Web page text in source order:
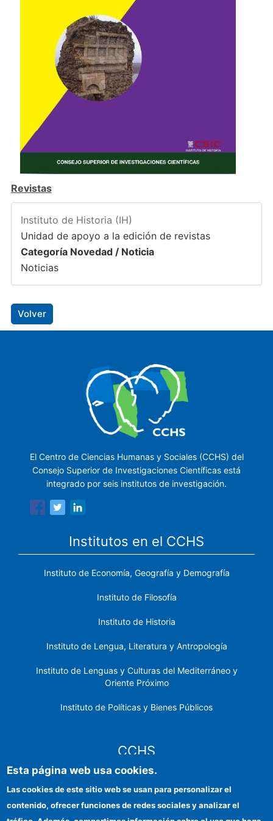
Revistas
Instituto de Historia (IH)
Unidad de apoyo a la edición de revistas
Categoría Novedad / Noticia
Noticias
Volver
El Centro de Ciencias Humanas y Sociales (CCHS) del
Consejo Superior de Investigaciones Científicas está
integrado por seis institutos de investigación.
Institutos en el CCHS
Instituto de Economía, Geografía y Demografía
Instituto de Filosofía
Instituto de Historia
Instituto de Lengua, Literatura y Antropología
Instituto de Lenguas y Culturas del Mediterráneo y
Oriente Próximo
Instituto de Políticas y Bienes Públicos
CCHS
Identidad institucional
Esta página web usa cookies.
Las cookies de este sitio web se usan para personalizar el
contenido, ofrecer funciones de redes sociales y analizar el